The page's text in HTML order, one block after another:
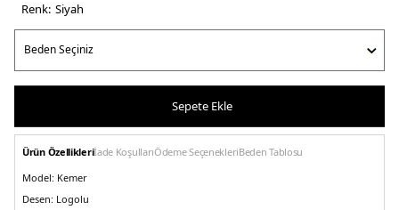
Renk: si̇yah
Sepete Ekle
Ürün Özellikleriİade KoşullarıÖdeme SeçenekleriBeden Tablosu
Model: Kemer
Desen: Logolu